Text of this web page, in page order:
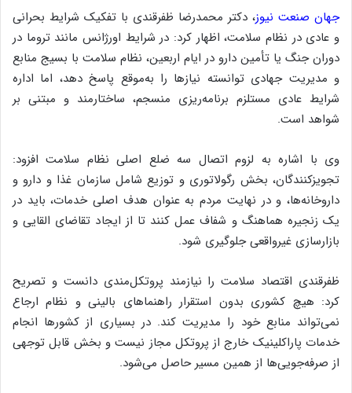
جهان صنعت نیوز، دکتر محمدرضا ظفرقندی با تفکیک شرایط بحرانی
و عادی در نظام سلامت، اظهار کرد: در شرایط اورژانس مانند تروما در
دوران جنگ یا تأمین دارو در ایام اربعین، نظام سلامت با بسیج منابع
و مدیریت جهادی توانسته نیازها را به‌موقع پاسخ دهد، اما اداره
شرایط عادی مستلزم برنامه‌ریزی منسجم، ساختارمند و مبتنی بر
شواهد است.
وی با اشاره به لزوم اتصال سه ضلع اصلی نظام سلامت افزود:
تجویزکنندگان، بخش رگولاتوری و توزیع شامل سازمان غذا و دارو و
داروخانه‌ها، و در نهایت مردم به عنوان هدف اصلی خدمات، باید در
یک زنجیره هماهنگ و شفاف عمل کنند تا از ایجاد تقاضای القایی و
بازارسازی غیرواقعی جلوگیری شود.
ظفرقندی اقتصاد سلامت را نیازمند پروتکل‌مندی دانست و تصریح
کرد: هیچ کشوری بدون استقرار راهنماهای بالینی و نظام ارجاع
نمی‌تواند منابع خود را مدیریت کند. در بسیاری از کشورها انجام
خدمات پاراکلینیک خارج از پروتکل مجاز نیست و بخش قابل توجهی
از صرفه‌جویی‌ها از همین مسیر حاصل می‌شود.